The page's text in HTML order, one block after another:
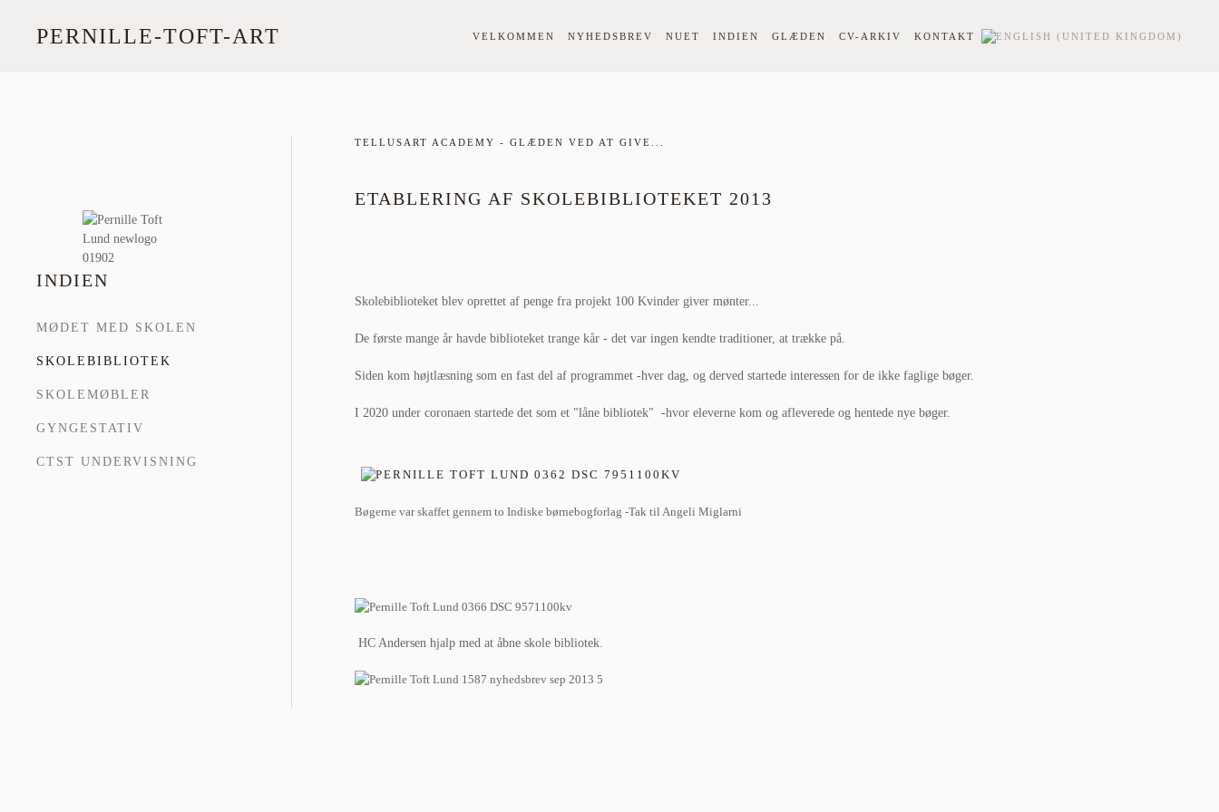
Skip
PERNILLE-TOFT-ART VELKOMMEN NYHEDSBREV NUET INDIEN GLÆDEN CV-ARKIV KONTAKT
TELLUSART ACADEMY - GLÆDEN VED AT GIVE...
ETABLERING AF SKOLEBIBLIOTEKET 2013
Skolebiblioteket blev oprettet af penge fra projekt 100 Kvinder giver mønter...
De første mange år havde biblioteket trange kår - det var ingen kendte traditioner, at trække på.
Siden kom højtlæsning som en fast del af programmet -hver dag, og derved startede interessen for de ikke faglige bøger.
I 2020 under coronaen startede det som et "låne bibliotek" -hvor eleverne kom og afleverede og hentede nye bøger.
Bøgerne var skaffet gennem to Indiske børnebogforlag -Tak til Angeli Miglarni
HC Andersen hjalp med at åbne skole bibliotek.
INDIEN
MØDET MED SKOLEN
SKOLEBIBLIOTEK
SKOLEMØBLER
GYNGESTATIV
CTST UNDERVISNING